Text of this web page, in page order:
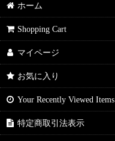
ホーム
Shopping Cart
マイページ
お気に入り
Your Recently Viewed Items
特定商取引法表示